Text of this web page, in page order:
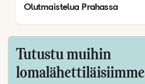
Olutmaistelua Prahassa
Tutustu muihin
lomalähettiläisiimme